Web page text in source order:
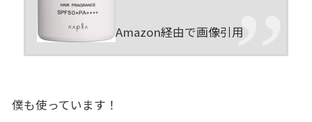
Amazon経由で画像引用
僕も使っています！